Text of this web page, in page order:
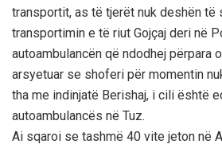
transportit, as të tjerët nuk deshën të
transportimin e të riut Gojçaj deri në
autoambulancën që ndodhej përpara
arsyetuar se shoferi për momentin
tha me indinjatë Berishaj, i cili është
autoambulancës në Tuz.
Ai sqaroi se tashmë 40 vite jeton në